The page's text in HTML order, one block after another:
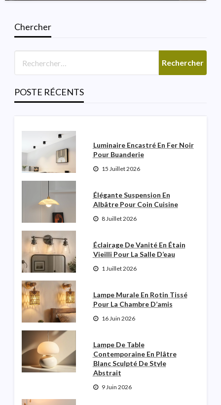
Chercher
POSTE RÉCENTS
SALLE DE BAINS
Lumière De Vanité Moderne
Italienne Pour La Salle De
Poudre
Robinette N Garceau
Luminaire Encastré En Fer Noir
Pour Buanderie
15 Juillet 2026
Élégante Suspension En
Albâtre Pour Coin Cuisine
8 Juillet 2026
Éclairage De Vanité En Étain
Vieilli Pour La Salle D’eau
1 Juillet 2026
Lampe Murale En Rotin Tissé
Pour La Chambre D’amis
16 Juin 2026
Lampe De Table
Contemporaine En Plâtre
Blanc Sculpté De Style
Abstrait
9 Juin 2026